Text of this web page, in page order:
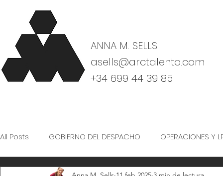
ANNA M. SELLS
asells@arctalento.com
+34 699 44 39 85
All Posts GOBIERNO DEL DESPACHO OPERACIONES Y